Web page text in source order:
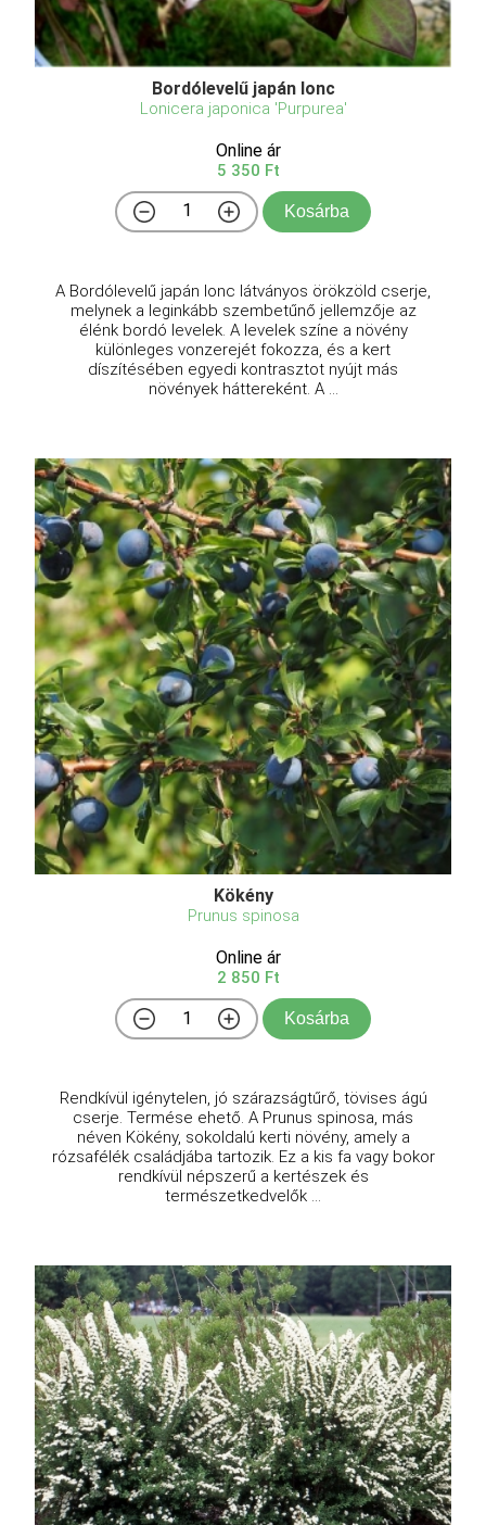
Bordólevelű japán lonc
Lonicera japonica 'Purpurea'
Online ár
5 350 Ft
Kosárba
A Bordólevelű japán lonc látványos örökzöld cserje,
melynek a leginkább szembetűnő jellemzője az
élénk bordó levelek. A levelek színe a növény
különleges vonzerejét fokozza, és a kert
díszítésében egyedi kontrasztot nyújt más
növények háttereként. A ...
Kökény
Prunus spinosa
Online ár
2 850 Ft
Kosárba
Rendkívül igénytelen, jó szárazságtűrő, tövises ágú
cserje. Termése ehető. A Prunus spinosa, más
néven Kökény, sokoldalú kerti növény, amely a
rózsafélék családjába tartozik. Ez a kis fa vagy bokor
rendkívül népszerű a kertészek és
természetkedvelők ...